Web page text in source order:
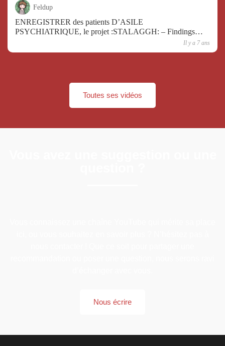
Feldup
ENREGISTRER des patients D’ASILE
PSYCHIATRIQUE, le projet :STALAGGH: – Findings
Il y a 7 ans
Toutes ses vidéos
Nous écrire